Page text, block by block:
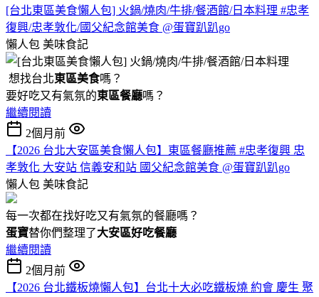
[台北東區美食懶人包] 火鍋/燒肉/牛排/餐酒館/日本料理 #忠孝
復興/忠孝敦化/國父紀念館美食 @蛋寶趴趴go
懶人包 美味食記
想找台北東區美食嗎？
要好吃又有氣氛的東區餐廳嗎？
繼續閱讀
2個月前
【2026 台北大安區美食懶人包】東區餐廳推薦 #忠孝復興 忠
孝敦化 大安站 信義安和站 國父紀念館美食 @蛋寶趴趴go
懶人包 美味食記
每一次都在找好吃又有氣氛的餐廳嗎？
蛋寶替你們整理了大安區好吃餐廳
繼續閱讀
2個月前
【2026 台北鐵板燒懶人包】台北十大必吃鐵板燒 約會 慶生 聚